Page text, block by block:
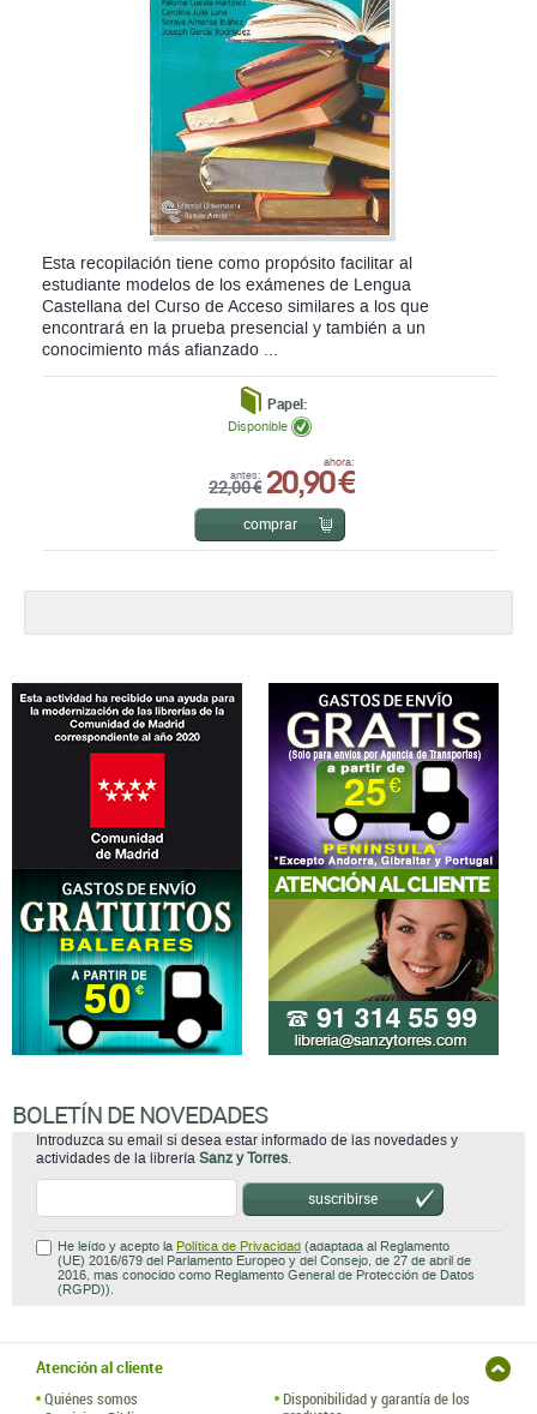
Esta recopilación tiene como propósito facilitar al
estudiante modelos de los exámenes de Lengua
Castellana del Curso de Acceso similares a los que
encontrará en la prueba presencial y también a un
conocimiento más afianzado ...
Papel:
antes:
22,00 €
ahora:
20,90 €
Disponible
comprar
BOLETÍN DE NOVEDADES
Introduzca su email si desea estar informado de las novedades y
actividades de la librería Sanz y Torres.
suscribirse
He leído y acepto la Política de Privacidad (adaptada al Reglamento
(UE) 2016/679 del Parlamento Europeo y del Consejo, de 27 de abril de
2016, mas conocido como Reglamento General de Protección de Datos
(RGPD)).
Atención al cliente
Quiénes somos
Disponibilidad y garantía de los